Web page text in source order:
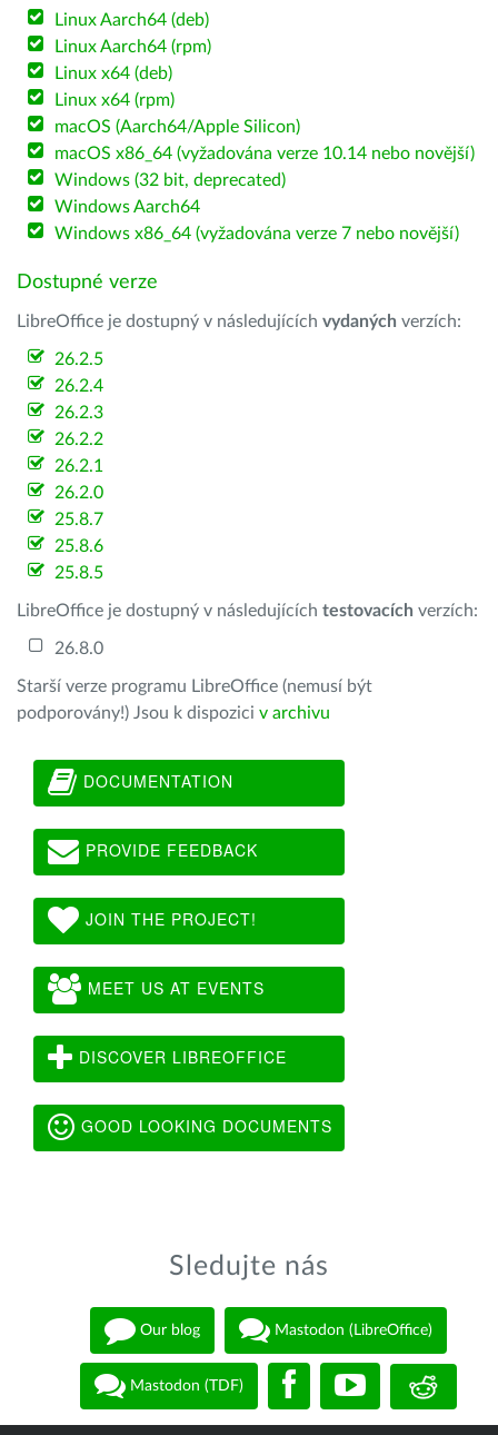
Linux Aarch64 (deb)
Linux Aarch64 (rpm)
Linux x64 (deb)
Linux x64 (rpm)
macOS (Aarch64/Apple Silicon)
macOS x86_64 (vyžadována verze 10.14 nebo novější)
Windows (32 bit, deprecated)
Windows Aarch64
Windows x86_64 (vyžadována verze 7 nebo novější)
Dostupné verze
LibreOffice je dostupný v následujících vydaných verzích:
26.2.5
26.2.4
26.2.3
26.2.2
26.2.1
26.2.0
25.8.7
25.8.6
25.8.5
LibreOffice je dostupný v následujících testovacích verzích:
26.8.0
Starší verze programu LibreOffice (nemusí být
podporovány!) Jsou k dispozici v archivu
DOCUMENTATION
PROVIDE FEEDBACK
JOIN THE PROJECT!
MEET US AT EVENTS
DISCOVER LIBREOFFICE
GOOD LOOKING DOCUMENTS
Sledujte nás
Our blog Mastodon (LibreOffice)
Mastodon (TDF)